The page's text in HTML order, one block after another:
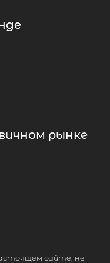
рынке
сайте, не